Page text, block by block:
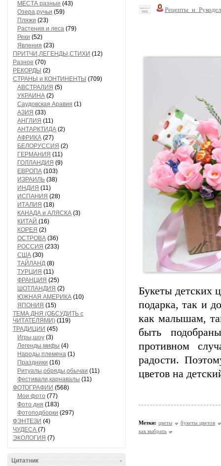
МЕСТА разные (43)
Озера,ручьи (59)
Пляжи (23)
Растения и леса (79)
Реки (52)
Явления (23)
ПРИТЧИ,ЛЕГЕНДЫ,СТИХИ (12)
Разное (70)
РЕКОРДЫ (2)
СТРАНЫ и КОНТИНЕНТЫ (709)
АВСТРАЛИЯ (5)
УКРАИНА (2)
Саудовская Аравия (1)
АЗИЯ (33)
АНГЛИЯ (11)
АНТАРКТИДА (2)
АФРИКА (27)
БЕЛОРУССИЯ (2)
ГЕРМАНИЯ (11)
ГОЛЛАНДИЯ (9)
ЕВРОПА (103)
ИЗРАИЛЬ (38)
ИНДИЯ (11)
ИСПАНИЯ (28)
ИТАЛИЯ (18)
КАНАДА и АЛЯСКА (3)
КИТАЙ (16)
КОРЕЯ (2)
ОСТРОВА (36)
РОССИЯ (233)
США (30)
ТАЙЛАНД (8)
ТУРЦИЯ (11)
ФРАНЦИЯ (25)
ШОТЛАНДИЯ (2)
ЮЖНАЯ АМЕРИКА (10)
ЯПОНИЯ (15)
ТЕМА ДНЯ (ОБСУДИТЬ с
ЧИТАТЕЛЯМИ) (119)
ТРАДИЦИИ (45)
Игры,шоу (3)
Легенды,мифы (4)
Народы,племена (1)
Праздники (16)
Ритуалы,обряды,обычаи (11)
Фестивали,карнавалы (11)
ФОТОГРАФИИ (568)
Мои фото (77)
Фото дня (183)
Фотоподборки (297)
ФЭНТЕЗИ (4)
ЧУДЕСА (7)
ЭКОЛОГИЯ (7)
-
Цитатник
Букеты детских
подарка, так и
как малышам,
быть
противном
радости.
цветов на
Метки: цветы
букеты цветов
как выбрать